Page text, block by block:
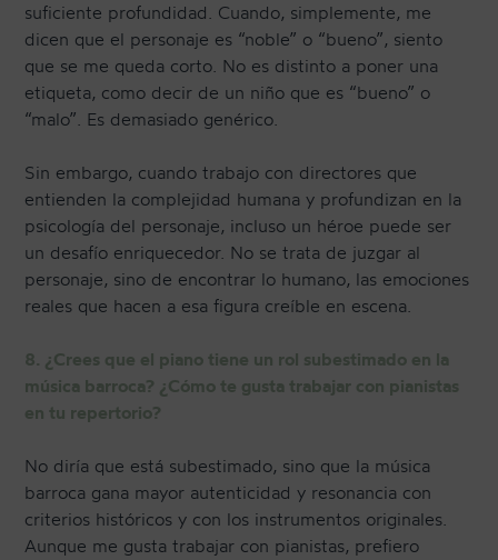
suficiente profundidad. Cuando, simplemente, me
dicen que el personaje es “noble” o “bueno”, siento
que se me queda corto. No es distinto a poner una
etiqueta, como decir de un niño que es “bueno” o
“malo”. Es demasiado genérico.
Sin embargo, cuando trabajo con directores que
entienden la complejidad humana y profundizan en la
psicología del personaje, incluso un héroe puede ser
un desafío enriquecedor. No se trata de juzgar al
personaje, sino de encontrar lo humano, las emociones
reales que hacen a esa figura creíble en escena.
8. ¿Crees que el piano tiene un rol subestimado en la
música barroca? ¿Cómo te gusta trabajar con pianistas
en tu repertorio?
No diría que está subestimado, sino que la música
barroca gana mayor autenticidad y resonancia con
criterios históricos y con los instrumentos originales.
Aunque me gusta trabajar con pianistas, prefiero